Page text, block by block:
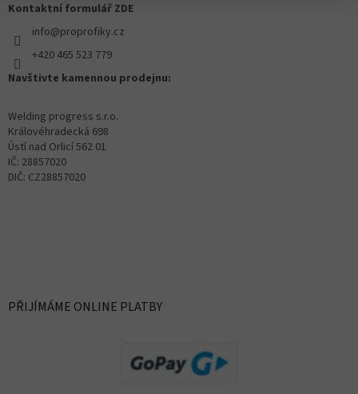
Kontaktní formulář ZDE
info@proprofiky.cz
+420 465 523 779
Navštivte kamennou prodejnu:
Welding progress s.r.o.
Královéhradecká 698
Ústí nad Orlicí 562 01
IČ: 28857020
DIČ: CZ28857020
PŘIJÍMÁME ONLINE PLATBY